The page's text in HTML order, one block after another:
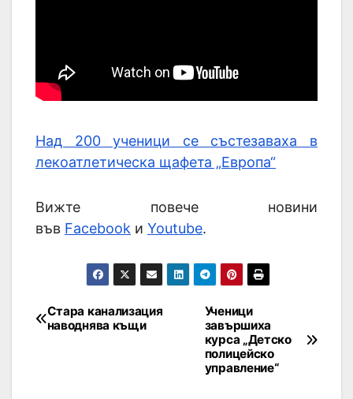
Над 200 ученици се състезаваха в
лекоатлетическа щафета „Европа“
Вижте повече новини
във Facebook и Youtube.
Ученици
завършиха
курса „Детско
полицейско
управление“
Стара канализация
наводнява къщи